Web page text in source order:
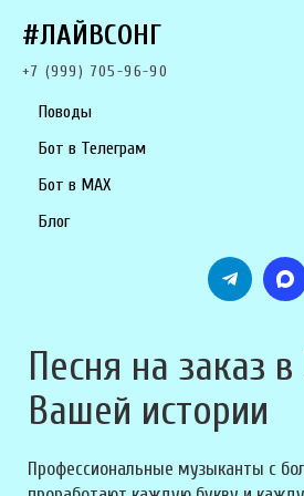
#ЛАЙВСОНГ
+7 (999) 705-96-90
Поводы
Бот в Телеграм
Бот в MAX
Блог
Песня на заказ
Вашей истории
Профессиональные музыканты с